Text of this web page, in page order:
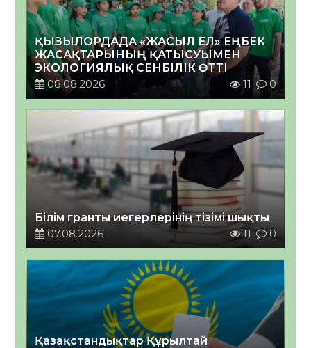
ҚЫЗЫЛОРДАДА «ЖАСЫЛ ЕЛ» ЕҢБЕК
ЖАСАҚТАРЫНЫҢ ҚАТЫСУЫМЕН
ЭКОЛОГИЯЛЫҚ СЕНБІЛІК ӨТТІ
08.08.2026
11 0
Білім гранты иегерлерінің тізімі шықты
07.08.2026
11 0
Қазақстандықтар Құрылтай